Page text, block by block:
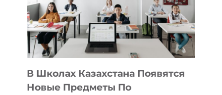
MOST
—
МЕЖДУНАРОДНУЮ
ПРОГРАММУ
ДЛЯ
ТЕХНОЛОГИЧЕСКИХ
В Школах Казахстана Появятся
Новые Предметы По